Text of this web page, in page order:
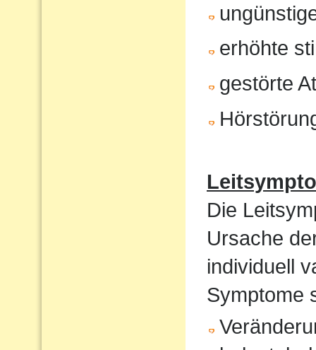
erhöhte
gestörte
Die
Ursache
individuell
Symptome